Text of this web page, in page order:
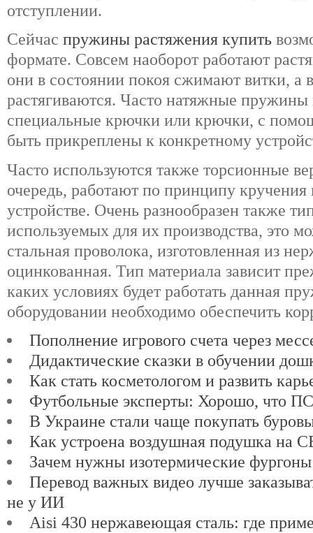
отступлении.
Сейчас пружины растяжения купить
формате. Совсем наоборот работают
они в состоянии покоя сжимают витки, а
растягиваются. Часто натяжные
специальные крючки или крючки, с
быть прикреплены к конкретному
Часто используются также торсионные
очередь, работают по принципу
устройстве. Очень разнообразен также
используемых для их производства, это
стальная проволока, изготовленная из
оцинкованная. Тип материала зависит
каких условиях будет работать данная
оборудовании необходимо обеспечить
Пополнение игрового счета через
Дидактические сказки в обучении
Как стать косметологом и развить
Футбольные эксперты: Хорошо, что
В Украине стали чаще покупать
Как устроена воздушная подушка на
Зачем нужны изотермические фургоны
Перевод важных видео лучше
не у ИИ
Aisi 430 нержавеющая сталь: где